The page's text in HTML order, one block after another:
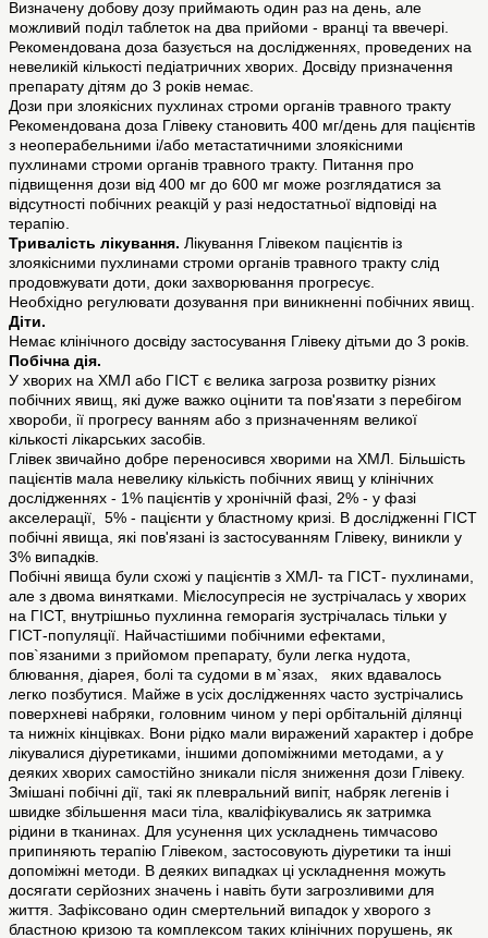
Визначену добову дозу приймають один раз на день, але
можливий поділ таблеток на два прийоми - вранці та ввечері.
Рекомендована доза базується на дослідженнях, проведених на
невеликій кількості педіатричних хворих. Досвіду призначення
препарату дітям до 3 років немає.
Дози при злоякісних пухлинах строми органів травного тракту
Рекомендована доза Глівеку становить 400 мг/день для пацієнтів
з неоперабельними і/або метастатичними злоякісними
пухлинами строми органів травного тракту. Питання про
підвищення дози від 400 мг до 600 мг може розглядатися за
відсутності побічних реакцій у разі недостатньої відповіді на
терапію.
Тривалість лікування. Лікування Глівеком пацієнтів із
злоякісними пухлинами строми органів травного тракту слід
продовжувати доти, доки захворювання прогресує.
Необхідно регулювати дозування при виникненні побічних явищ.
Діти.
Немає клінічного досвіду застосування Глівеку дітьми до 3 років.
Побiчна дiя.
У хворих на ХМЛ або ГІСТ є велика загроза розвитку різних
побічних явищ, які дуже важко оцінити та пов'язати з перебігом
хвороби, ії прогресу ванням або з призначенням великої
кількості лікарських засобів.
Глівек звичайно добре переносився хворими на ХМЛ. Більшість
пацієнтів мала невелику кількість побічних явищ у клінічних
дослідженнях - 1% пацієнтів у хронічній фазі, 2% - у фазі
акселерації, 5% - пацієнти у бластному кризі. В дослідженні ГІСТ
побічні явища, які пов'язані із застосуванням Глівеку, виникли у
3% випадків.
Побічні явища були схожі у пацієнтів з ХМЛ- та ГІСТ- пухлинами,
але з двома винятками. Мієлосупресія не зустрічалась у хворих
на ГІСТ, внутрішньо пухлинна геморагія зустрічалась тільки у
ГІСТ-популяції. Найчастішими побічними ефектами,
пов`язаними з прийомом препарату, були легка нудота,
блювання, діарея, болі та судоми в м`язах, яких вдавалось
легко позбутися. Майже в усіх дослідженнях часто зустрічались
поверхневі набряки, головним чином у пері орбітальній ділянці
та нижніх кінцівках. Вони рідко мали виражений характер і добре
лікувалися діуретиками, іншими допоміжними методами, а у
деяких хворих самостійно зникали після зниження дози Глівеку.
Змішані побічні дії, такі як плевральний випіт, набряк легенів і
швидке збільшення маси тіла, кваліфікувались як затримка
рідини в тканинах. Для усунення цих ускладнень тимчасово
припиняють терапію Глівеком, застосовують діуретики та інші
допоміжні методи. В деяких випадках ці ускладнення можуть
досягати серйозних значень і навіть бути загрозливими для
життя. Зафіксовано один смертельний випадок у хворого з
бластною кризою та комплексом таких клінічних порушень, як